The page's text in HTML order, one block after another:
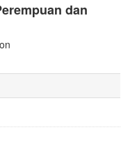
dan